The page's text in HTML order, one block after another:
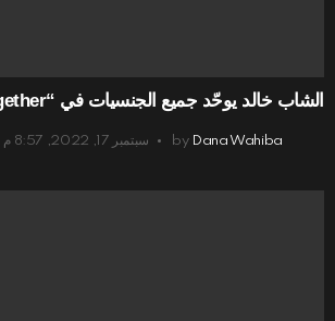
الشاب خالد يوحّد جميع الجنسيات في “come together”
by Dana Wahiba سبتمبر 17, 2022, 8:57 م